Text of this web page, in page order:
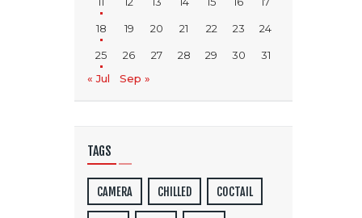
18 19 20 21 22 23 24
25 26 27 28 29 30
31
« Jul
Sep »
TAGS
CAMERA CHILLED COCTAIL